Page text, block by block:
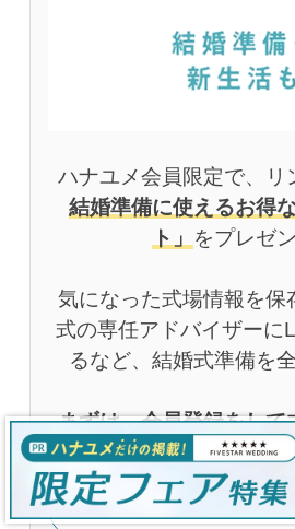
ハナユメ会員限定で、リ
結婚準備に使えるお得
ト」 をプレゼ
気になった式場情報を保
式の専任アドバイザーに
るなど、結婚式準備を
まずは、会員登録をして
ェック！
無料会員登録はこ